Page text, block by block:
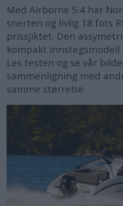
Med Airborne 5.4 har
snerten og livlig 18 fots
prissjiktet. Den
kompakt
Les testen og se vår
sammenligning med
samme størrelse.